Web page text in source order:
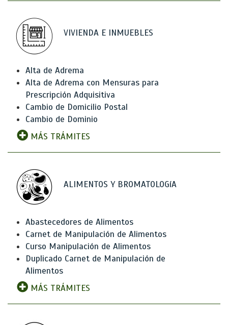
VIVIENDA E INMUEBLES
Alta de Adrema
Alta de Adrema con Mensuras para
Prescripción Adquisitiva
Cambio de Domicilio Postal
Cambio de Dominio
MÁS TRÁMITES
ALIMENTOS Y BROMATOLOGíA
Abastecedores de Alimentos
Carnet de Manipulación de Alimentos
Curso Manipulación de Alimentos
Duplicado Carnet de Manipulación de
Alimentos
MÁS TRÁMITES